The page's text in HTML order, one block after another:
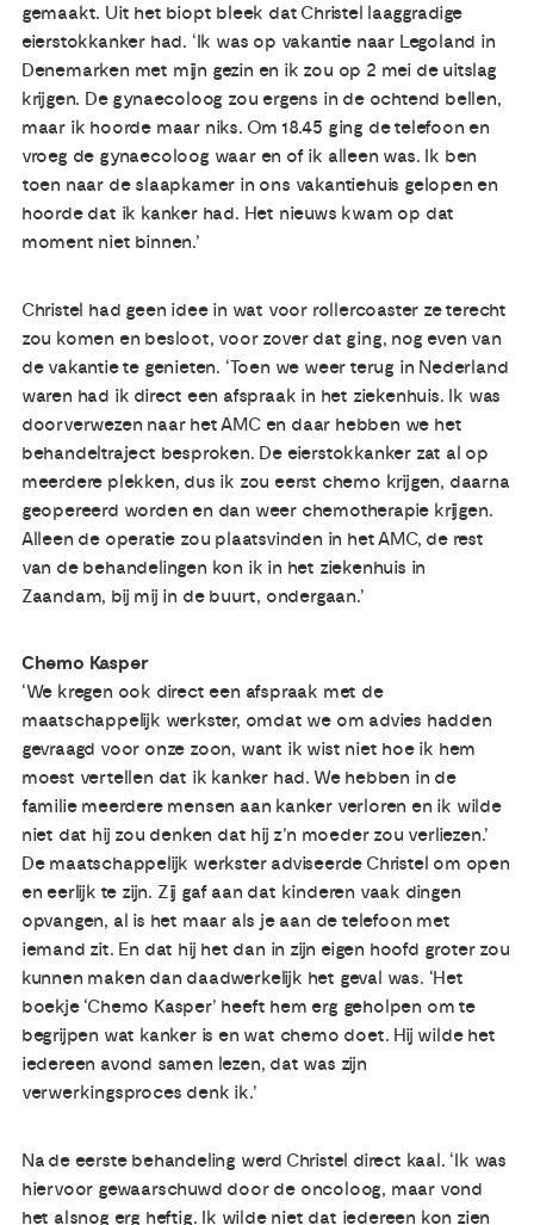
gemaakt. Uit het biopt bleek dat Christel laaggradige
eierstokkanker had. ‘Ik was op vakantie naar Legoland in
Denemarken met mijn gezin en ik zou op 2 mei de uitslag
krijgen. De gynaecoloog zou ergens in de ochtend bellen,
maar ik hoorde maar niks. Om 18.45 ging de telefoon en
vroeg de gynaecoloog waar en of ik alleen was. Ik ben
toen naar de slaapkamer in ons vakantiehuis gelopen en
hoorde dat ik kanker had. Het nieuws kwam op dat
moment niet binnen.’
Christel had geen idee in wat voor rollercoaster ze terecht
zou komen en besloot, voor zover dat ging, nog even van
de vakantie te genieten. ‘Toen we weer terug in Nederland
waren had ik direct een afspraak in het ziekenhuis. Ik was
doorverwezen naar het AMC en daar hebben we het
behandeltraject besproken. De eierstokkanker zat al op
meerdere plekken, dus ik zou eerst chemo krijgen, daarna
geopereerd worden en dan weer chemotherapie krijgen.
Alleen de operatie zou plaatsvinden in het AMC, de rest
van de behandelingen kon ik in het ziekenhuis in
Zaandam, bij mij in de buurt, ondergaan.’
Chemo Kasper
‘We kregen ook direct een afspraak met de
maatschappelijk werkster, omdat we om advies hadden
gevraagd voor onze zoon, want ik wist niet hoe ik hem
moest vertellen dat ik kanker had. We hebben in de
familie meerdere mensen aan kanker verloren en ik wilde
niet dat hij zou denken dat hij z’n moeder zou verliezen.’
De maatschappelijk werkster adviseerde Christel om open
en eerlijk te zijn. Zij gaf aan dat kinderen vaak dingen
opvangen, al is het maar als je aan de telefoon met
iemand zit. En dat hij het dan in zijn eigen hoofd groter zou
kunnen maken dan daadwerkelijk het geval was. ‘Het
boekje ‘Chemo Kasper’ heeft hem erg geholpen om te
begrijpen wat kanker is en wat chemo doet. Hij wilde het
iedereen avond samen lezen, dat was zijn
verwerkingsproces denk ik.’
Na de eerste behandeling werd Christel direct kaal. ‘Ik was
hiervoor gewaarschuwd door de oncoloog, maar vond
het alsnog erg heftig. Ik wilde niet dat iedereen kon zien